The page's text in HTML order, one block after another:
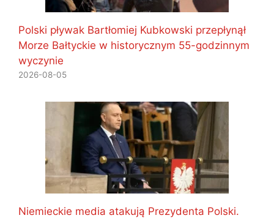
Polski pływak Bartłomiej Kubkowski przepłynął
Morze Bałtyckie w historycznym 55-godzinnym
wyczynie
2026-08-05
Niemieckie media atakują Prezydenta Polski.